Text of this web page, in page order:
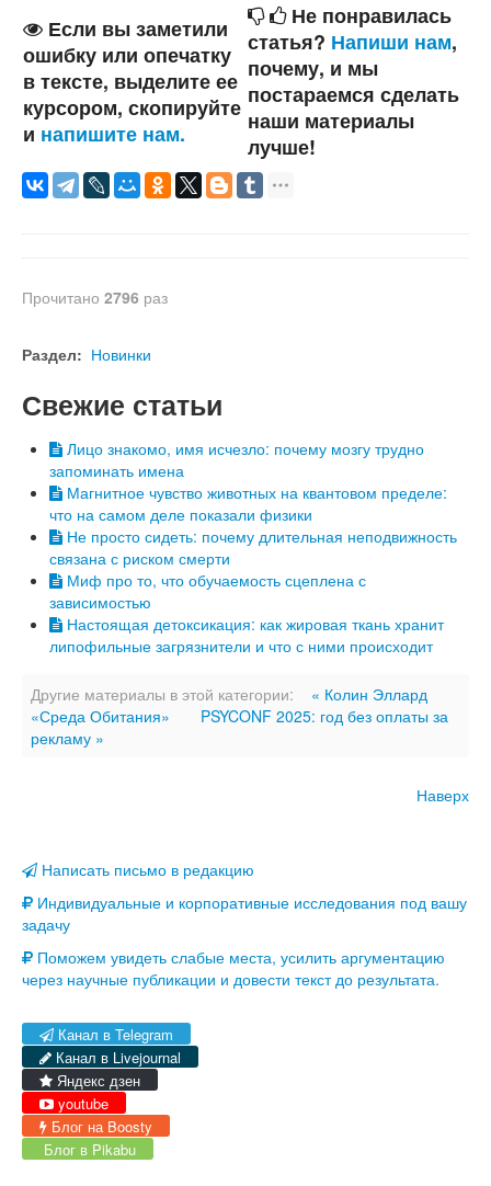
Если вы заметили
ошибку или опечатку
в тексте, выделите ее
курсором, скопируйте
и напишите нам.
Не понравилась
статья? Напиши нам,
почему, и мы
постараемся сделать
наши материалы
лучше!
Прочитано 2796 раз
Раздел: Новинки
Свежие статьи
Лицо знакомо, имя исчезло: почему мозгу трудно
запоминать имена
Магнитное чувство животных на квантовом пределе:
что на самом деле показали физики
Не просто сидеть: почему длительная неподвижность
связана с риском смерти
Миф про то, что обучаемость сцеплена с
зависимостью
Настоящая детоксикация: как жировая ткань хранит
липофильные загрязнители и что с ними происходит
Другие материалы в этой категории:
« Колин Эллард
«Среда Обитания»
PSYCONF 2025: год без оплаты за
рекламу »
Наверх
Написать письмо в редакцию
Индивидуальные и корпоративные исследования под вашу
задачу
Поможем увидеть слабые места, усилить аргументацию
через научные публикации и довести текст до результата.
Канал в Telegram
Канал в Livejournal
Яндекс дзен
youtube
Блог на Boosty
Блог в Pikabu